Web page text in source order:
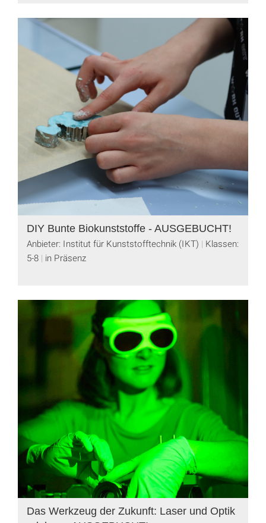
DIY Bunte Biokunststoffe - AUSGEBUCHT!
Anbieter: Institut für Kunststofftechnik (IKT)
Klassen:
5-8 in Präsenz
Das Werkzeug der Zukunft: Laser und Optik